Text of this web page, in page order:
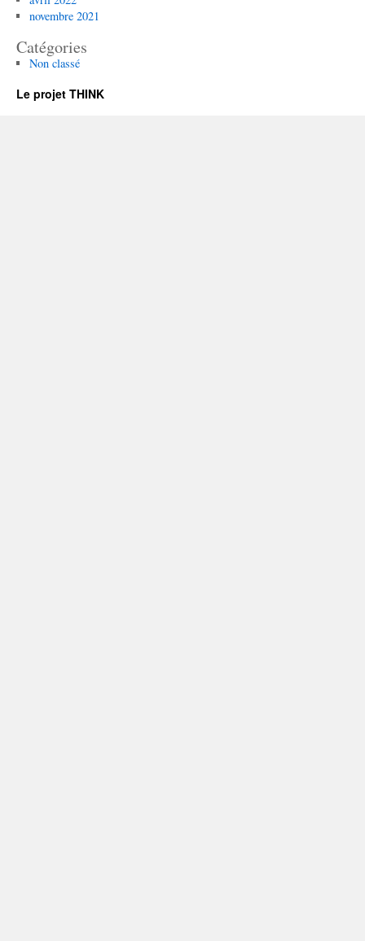
novembre 2021
Catégories
Non classé
Le projet THINK